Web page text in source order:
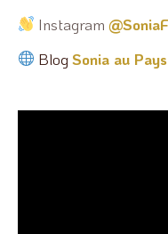
Instagram
BlogSonia au